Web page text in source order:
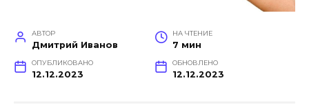
АВТОР
Дмитрий Иванов
НА ЧТЕНИЕ
7 мин
ОПУБЛИКОВАНО
12.12.2023
ОБНОВЛЕНО
12.12.2023